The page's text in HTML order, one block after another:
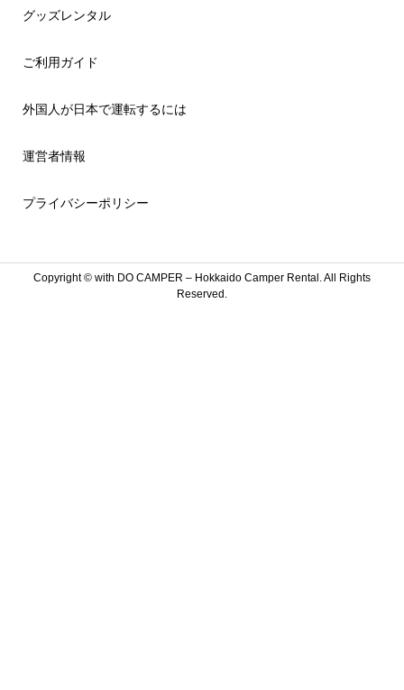
グッズレンタル
ご利用ガイド
外国人が日本で運転するには
運営者情報
プライバシーポリシー
Copyright © with DO CAMPER – Hokkaido Camper Rental. All Rights
Reserved.